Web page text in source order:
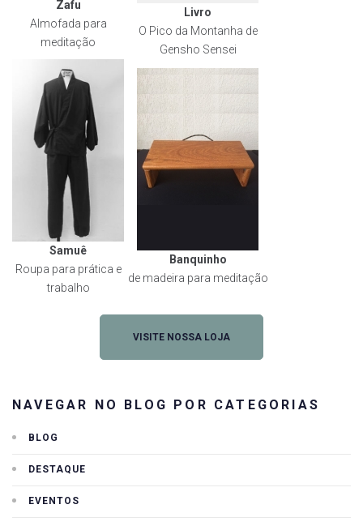
Zafu
Almofada para
meditação
Livro
O Pico da Montanha de
Gensho Sensei
Samuê
Roupa para prática e
trabalho
Banquinho
de madeira para meditação
VISITE NOSSA LOJA
NAVEGAR NO BLOG POR CATEGORIAS
BLOG
DESTAQUE
EVENTOS